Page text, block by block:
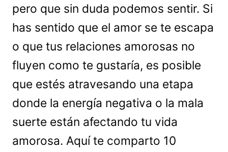
pero que sin duda podemos sentir. Si
has sentido que el amor se te escapa
o que tus relaciones amorosas no
fluyen como te gustaría, es posible
que estés atravesando una etapa
donde la energía negativa o la mala
suerte están afectando tu vida
amorosa. Aquí te comparto 10